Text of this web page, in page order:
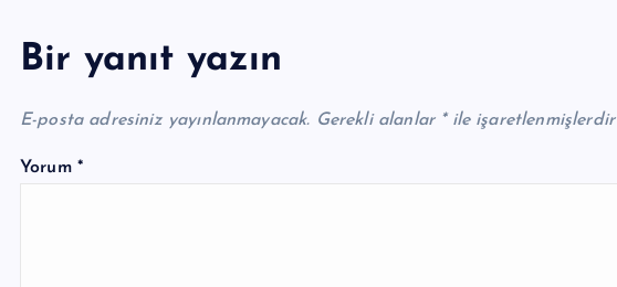
Bir yanıt yazın
E-posta adresiniz yayınlanmayacak. Gerekli alanlar *ile işaretlenmişlerdir
Yorum *